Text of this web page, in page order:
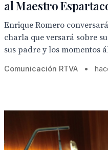
al Maestro
Enrique Romero
charla que versará sobre
sus padre y los momentos
Comunicación RTVA •